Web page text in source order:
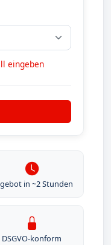
eingeben
in ~2 Stunden
DSGVO-konform